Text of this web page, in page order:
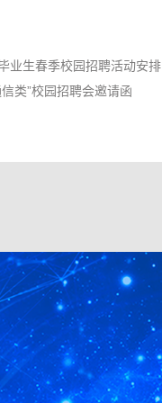
业生春季校园招聘活动安排
类”校园招聘会邀请函